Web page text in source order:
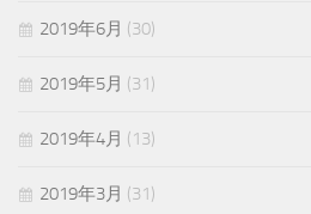
2019年6月 (30)
2019年5月 (31)
2019年4月 (13)
2019年3月 (31)